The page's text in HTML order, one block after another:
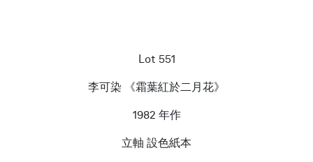
Lot 551
李可染 《霜葉紅於二月花》
1982 年作
立軸 設色紙本